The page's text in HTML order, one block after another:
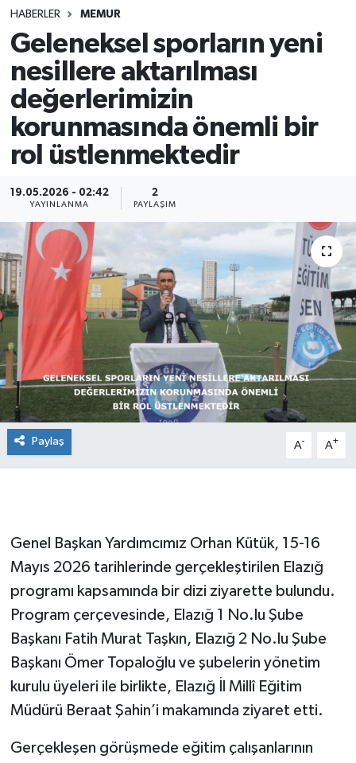
HABERLER MEMUR
Geleneksel sporların yeni
nesillere aktarılması
değerlerimizin
korunmasında önemli bir
rol üstlenmektedir
19.05.2026 - 02:42
YAYINLANMA
2
PAYLAŞIM
Paylaş A- A+
Genel Başkan Yardımcımız Orhan Kütük, 15-16
Mayıs 2026 tarihlerinde gerçekleştirilen Elazığ
programı kapsamında bir dizi ziyarette bulundu.
Program çerçevesinde, Elazığ 1 No.lu Şube
Başkanı Fatih Murat Taşkın, Elazığ 2 No.lu Şube
Başkanı Ömer Topaloğlu ve şubelerin yönetim
kurulu üyeleri ile birlikte, Elazığ İl Millî Eğitim
Müdürü Beraat Şahin’i makamında ziyaret etti.
Gerçekleşen görüşmede eğitim çalışanlarının
YARIŞMA/ETKİNLİKLER
ANKET
MEVZUAT/KARARLAR